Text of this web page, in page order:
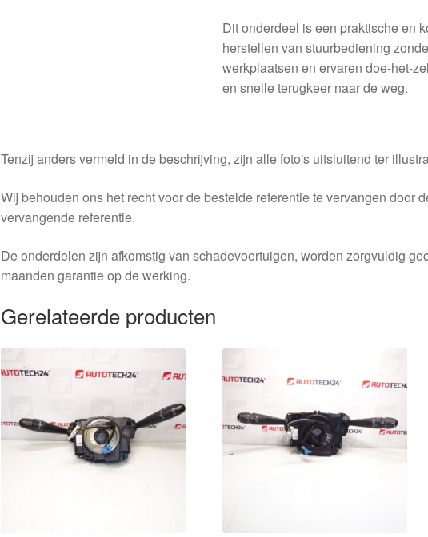
Dit onderdeel is een praktische en
herstellen van stuurbediening
werkplaatsen en ervaren doe-het-
en snelle terugkeer naar de weg.
Tenzij anders vermeld in de beschrijving, zijn alle foto's uitsluitend ter
Wij behouden ons het recht voor de bestelde referentie te vervangen door
vervangende referentie.
De onderdelen zijn afkomstig van schadevoertuigen, worden zorgvuldig
maanden garantie op de werking.
Gerelateerde producten